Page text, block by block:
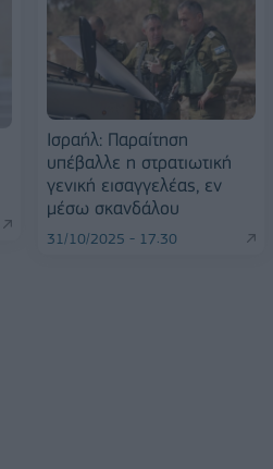
Ισραήλ: Παραίτηση
υπέβαλλε η στρατιωτική
γενική εισαγγελέας, εν
μέσω σκανδάλου
31/10/2025 - 17:30